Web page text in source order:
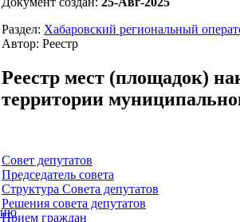
Раздел: Хабаровский региональный
Автор: Реестр
Реестр мест (площадок)
территории
Совет депутатов
Председатель совета
Структура Совета депутатов
Решения совета депутатов
Прием граждан